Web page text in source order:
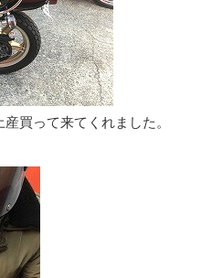
買って来てくれました。